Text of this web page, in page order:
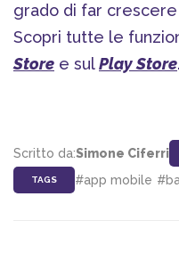
grado di far crescere
Scopri tutte le
Store e sulPlay Store.
Scritto da:Simone Ciferri
TAGS #app mobile